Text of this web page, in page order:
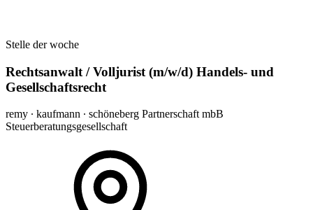
Stelle der woche
Rechtsanwalt / Volljurist (m/w/d) Handels- und
Gesellschaftsrecht
remy ∙ kaufmann ∙ schöneberg Partnerschaft mbB
Steuerberatungsgesellschaft